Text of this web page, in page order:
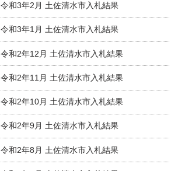
令和3年2月 土佐清水市入札結果
令和3年1月 土佐清水市入札結果
令和2年12月 土佐清水市入札結果
令和2年11月 土佐清水市入札結果
令和2年10月 土佐清水市入札結果
令和2年9月 土佐清水市入札結果
令和2年8月 土佐清水市入札結果